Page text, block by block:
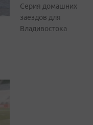
Серия домашних
заездов для
Владивостока